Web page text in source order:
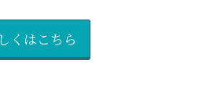
くはこちら